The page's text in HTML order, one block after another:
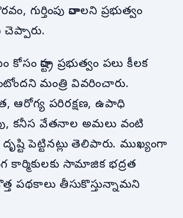
గుర్తింపు రావాలని ప్రభుత్వం
చెప్పారు.
కోసం రాష్ట్ర ప్రభుత్వం పలు కీలక
మంత్రి వివరించారు.
ఆరోగ్య పరిరక్షణ, ఉపాధి
కనీస వేతనాల అమలు వంటి
పెట్టినట్లు తెలిపారు. ముఖ్యంగా
కార్మికులకు సామాజిక భద్రత
పథకాలు తీసుకొస్తున్నామని